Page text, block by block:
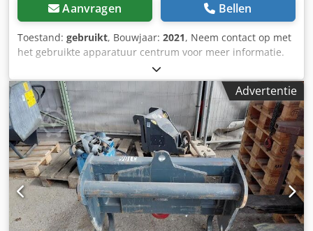
Aanvragen Bellen
Toestand: gebruikt, Bouwjaar: 2021, Neem contact op met
het gebruikte apparatuur centrum voor meer informatie.
Advertentie